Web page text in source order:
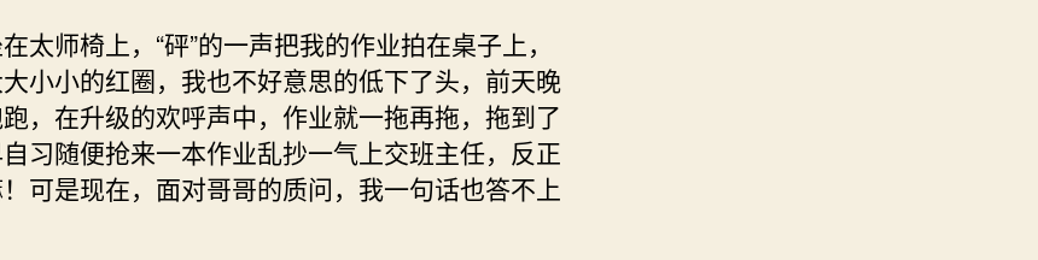
太师椅上，“砰”的一声把我的作业拍在桌子上，
小小的红圈，我也不好意思的低下了头，前天晚
跑，在升级的欢呼声中，作业就一拖再拖，拖到了
习随便抢来一本作业乱抄一气上交班主任，反正
可是现在，面对哥哥的质问，我一句话也答不上